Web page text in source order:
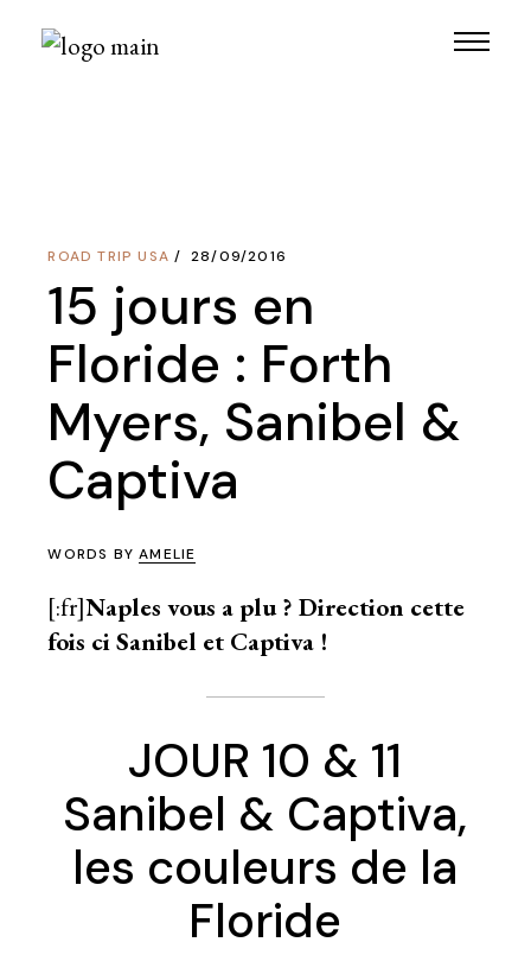
ROAD TRIP USA 28/09/2016
15 jours en
Floride : Forth
Myers, Sanibel &
Captiva
WORDS BYAMELIE
[:fr]Naples vous a plu ? Direction cette
fois ci Sanibel et Captiva !
JOUR 10 & 11
Sanibel & Captiva,
les couleurs de la
Floride